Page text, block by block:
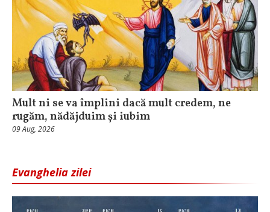
Mult ni se va împlini dacă mult credem, ne
rugăm, nădăjduim și iubim
09 Aug, 2026
Evanghelia zilei